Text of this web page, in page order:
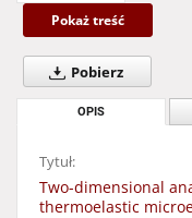
Pokaż treść
Pobierz
OPIS
Tytuł:
Two-dimensional
thermoelastic